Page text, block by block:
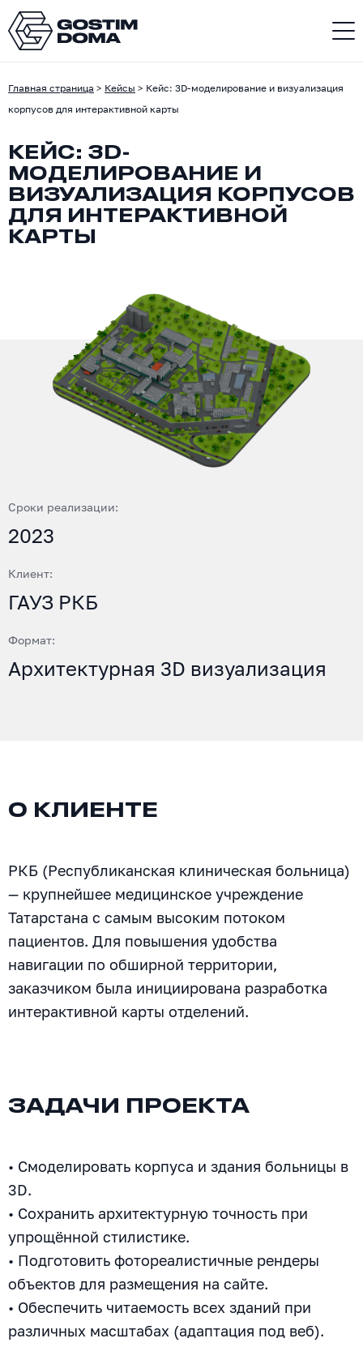
Главная страница > Кейсы > Кейс: 3D-моделирование и визуализация
корпусов для интерактивной карты
КЕЙС: 3D-
МОДЕЛИРОВАНИЕ И
ВИЗУАЛИЗАЦИЯ КОРПУСОВ
ДЛЯ ИНТЕРАКТИВНОЙ
КАРТЫ
Сроки реализации:
2023
Клиент:
ГАУЗ РКБ
Формат:
Архитектурная 3D визуализация
О КЛИЕНТЕ
РКБ (Республиканская клиническая больница)
— крупнейшее медицинское учреждение
Татарстана с самым высоким потоком
пациентов. Для повышения удобства
навигации по обширной территории,
заказчиком была инициирована разработка
интерактивной карты отделений.
ЗАДАЧИ ПРОЕКТА
• Смоделировать корпуса и здания больницы в
3D.
• Сохранить архитектурную точность при
упрощённой стилистике.
• Подготовить фотореалистичные рендеры
объектов для размещения на сайте.
• Обеспечить читаемость всех зданий при
различных масштабах (адаптация под веб).